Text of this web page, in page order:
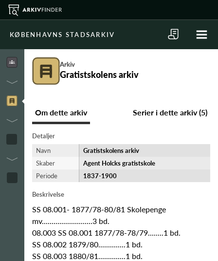
KØBENHAVNS STADSARKIV
Arkiv
Gratistskolens arkiv
Om dette arkiv Serier i dette arkiv (5)
Detaljer
Navn
Gratistskolens arkiv
Skaber
Agent Holcks gratistskole
Periode
1837-​1900
Beskrivelse
SS 08.001- 1877/78-80/81 Skolepenge
mv..........................3 bd.
08.003 SS 08.001 1877/78-78/79........1 bd.
SS 08.002 1879/80..............1 bd.
SS 08.003 1880/81..............1 bd.